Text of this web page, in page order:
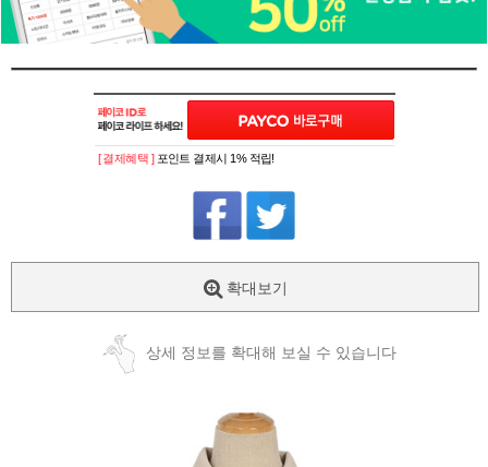
[ 결제혜택 ] 포인트 결제시 1% 적립!
확대보기
상세 정보를 확대해 보실 수 있습니다